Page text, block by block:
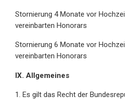
Stornierung 4 Monate vor
vereinbarten Honorars
Stornierung 6 Monate vor
vereinbarten Honorars
IX. Allgemeines
1. Es gilt das Recht der